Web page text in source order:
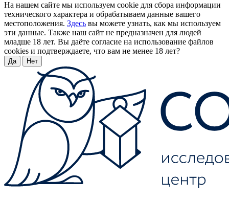
На нашем сайте мы используем cookie для сбора информации
технического характера и обрабатываем данные вашего
местоположения. Здесь вы можете узнать, как мы используем
эти данные. Также наш сайт не предназначен для людей
младше 18 лет. Вы даёте согласие на использование файлов
cookies и подтверждаете, что вам не менее 18 лет?
Да Нет